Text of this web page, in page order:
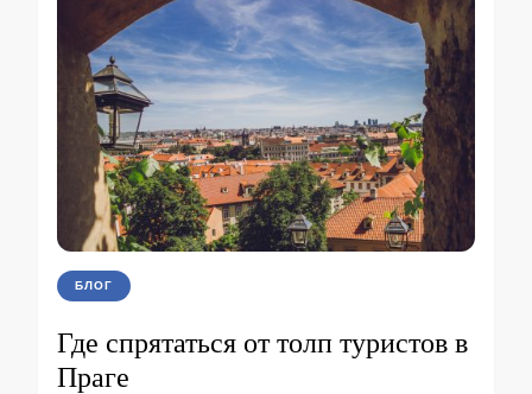
БЛОГ
Где спрятаться от толп туристов в
Праге